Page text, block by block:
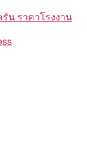
น ราคาโรงงาน